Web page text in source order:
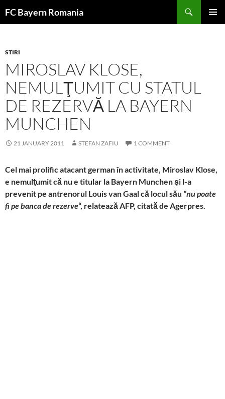
toFC Bayern Romania
STIRI
MIROSLAV KLOSE,
NEMULŢUMIT CU STATUL
DE REZERVĂ LA BAYERN
MUNCHEN
21 JANUARY 2011 STEFAN ZAFIU 1 COMMENT
Cel mai prolific atacant german în activitate, Miroslav Klose,
e nemulţumit că nu e titular la Bayern Munchen şi l-a
prevenit pe antrenorul Louis van Gaal că locul său “nu poate
fi pe banca de rezerve“, relatează AFP, citată de Agerpres.